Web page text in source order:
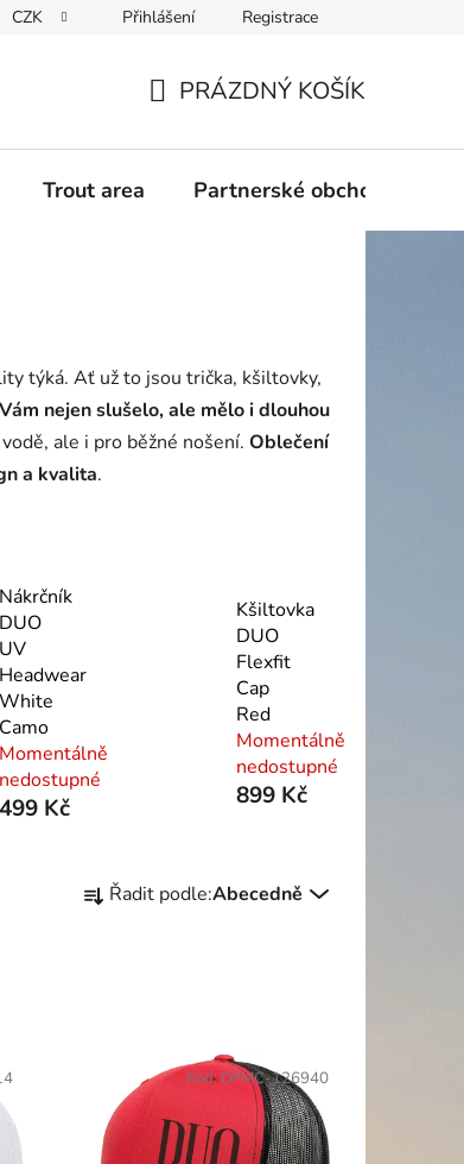
CZK Přihlášení Registrace
KOŠÍK
PRÁZDNÝ KOŠÍK
Trout area Partnerské obchody
týká. Ať už to jsou trička, kšiltovky,
Vám nejen slušelo, ale mělo i dlouhou
ale i pro běžné nošení. Oblečení
a kvalita.
Nákrčník
DUO
UV
Headwear
White
Camo
Momentálně
nedostupné
499 Kč
Kšiltovka
DUO
Flexfit
Cap
Red
Momentálně
nedostupné
899 Kč
a Řadit podle:Abecedně
Kód:DFMC-126940